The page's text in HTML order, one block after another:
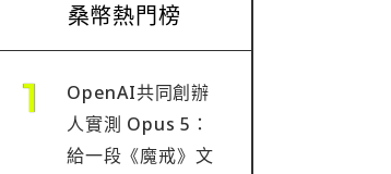
桑幣熱門榜
OpenAI共同創辦
人實測 Opus 5：
給一段《魔戒》文